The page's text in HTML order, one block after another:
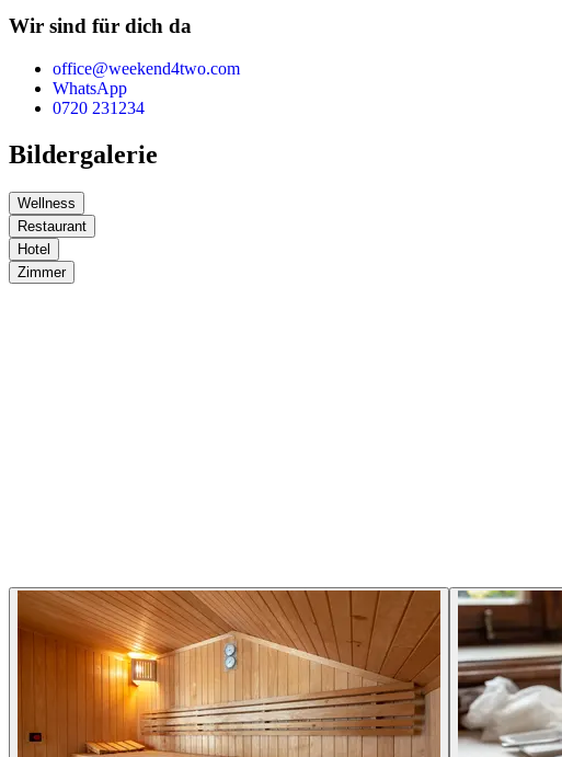
Wir sind für dich da
office@weekend4two.com
WhatsApp
0720 231234
Bildergalerie
Wellness
Restaurant
Hotel
Zimmer